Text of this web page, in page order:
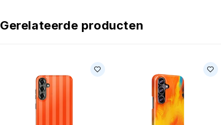
Gerelateerde producten